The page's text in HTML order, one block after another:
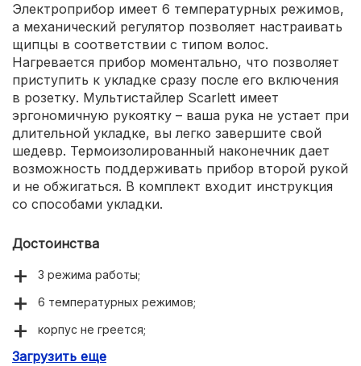
Электроприбор имеет 6 температурных режимов,
а механический регулятор позволяет настраивать
щипцы в соответствии с типом волос.
Нагревается прибор моментально, что позволяет
приступить к укладке сразу после его включения
в розетку. Мультистайлер Scarlett имеет
эргономичную рукоятку – ваша рука не устает при
длительной укладке, вы легко завершите свой
шедевр. Термоизолированный наконечник дает
возможность поддерживать прибор второй рукой
и не обжигаться. В комплект входит инструкция
со способами укладки.
Достоинства
3 режима работы;
6 температурных режимов;
корпус не греется;
длинный шнур;
Загрузить еще